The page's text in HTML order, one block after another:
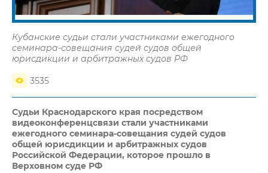
Кубанские судьи стали участниками ежегодного
семинара-совещания судей судов общей
юрисдикции и арбитражных судов РФ
3535
Судьи Краснодарского края посредством
видеоконференцсвязи стали участниками
ежегодного семинара-совещания судей судов
общей юрисдикции и арбитражных судов
Российской Федерации, которое прошло в
Верховном суде РФ